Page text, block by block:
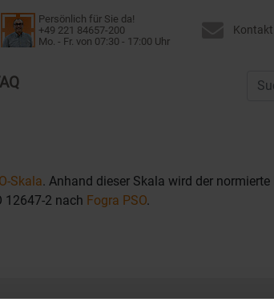
Persönlich für Sie da!
+49 221 84657-200
Mo. - Fr. von 07:30 - 17:00 Uhr
Kontakt
Skala. Anhand dieser Skala wird der
12647-2 nach Fogra PSO.